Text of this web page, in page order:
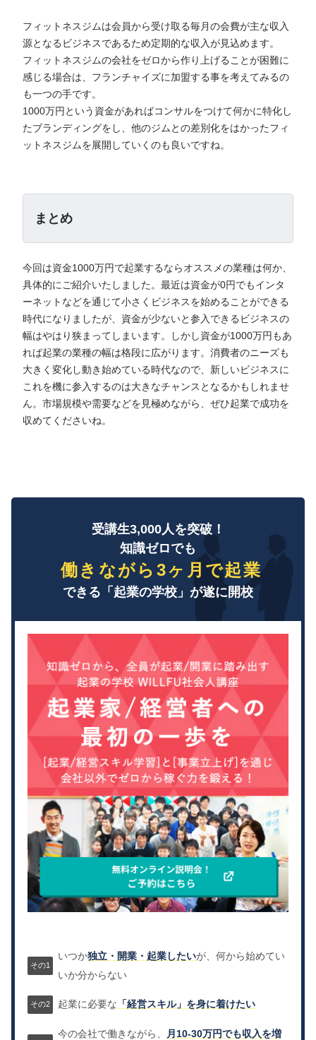
フィットネスジムは会員から受け取る毎月の会費が主な収入
源となるビジネスであるため定期的な収入が見込めます。
フィットネスジムの会社をゼロから作り上げることが困難に
感じる場合は、フランチャイズに加盟する事を考えてみるの
も一つの手です。
1000万円という資金があればコンサルをつけて何かに特化し
たブランディングをし、他のジムとの差別化をはかったフィ
ットネスジムを展開していくのも良いですね。
まとめ
今回は資金1000万円で起業するならオススメの業種は何か、
具体的にご紹介いたしました。最近は資金が0円でもインタ
ーネットなどを通じて小さくビジネスを始めることができる
時代になりましたが、資金が少ないと参入できるビジネスの
幅はやはり狭まってしまいます。しかし資金が1000万円もあ
れば起業の業種の幅は格段に広がります。消費者のニーズも
大きく変化し動き始めている時代なので、新しいビジネスに
これを機に参入するのは大きなチャンスとなるかもしれませ
ん。市場規模や需要などを見極めながら、ぜひ起業で成功を
収めてくださいね。
受講生3,000人を突破！
知識ゼロでも
働きながら3ヶ月で起業
できる「起業の学校」が遂に開校
いつか独立・開業・起業したいが、何から始めてい
いか分からない
起業に必要な 「経営スキル」を身に着けたい
今の会社で働きながら、
月10-30万円でも収入を増